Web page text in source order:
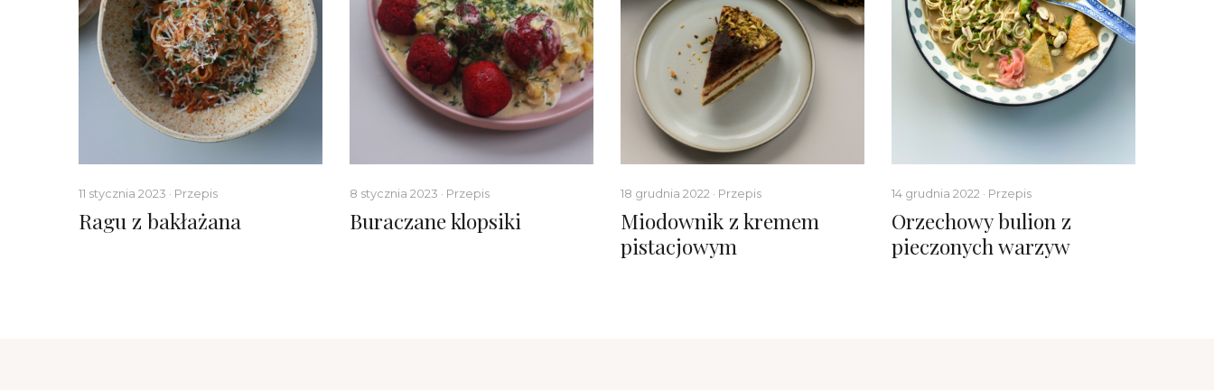
11 stycznia 2023 · Przepis
Ragu z bakłażana
8 stycznia 2023 · Przepis
Buraczane klopsiki
18 grudnia 2022 · Przepis
Miodownik z kremem
pistacjowym
14 grudnia 2022 · Przepis
Orzechowy bulion z
pieczonych warzyw